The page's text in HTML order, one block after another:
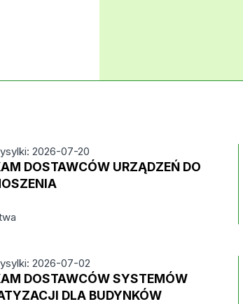
2026-07-20
DOSTAWCÓW URZĄDZEŃ DO
2026-07-02
DOSTAWCÓW SYSTEMÓW
DLA BUDYNKÓW